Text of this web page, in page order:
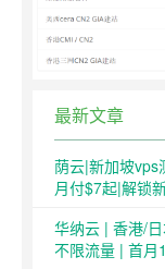
最新文章
荫云|新加坡vps
月付$7起|解锁
华纳云 | 香港/
不限流量 | 首月